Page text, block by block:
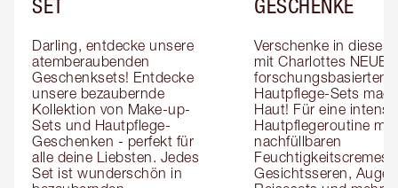
SET
Darling, entdecke unsere
atemberaubenden
Geschenksets! Entdecke
unsere bezaubernde
Kollektion von Make-up-
Sets und Hautpflege-
Geschenken - perfekt für
alle deine Liebsten. Jedes
Set ist wunderschön in
GESCHENKE
Verschenke in dieser
mit Charlottes NEUEN
forschungsbasierten
Hautpflege-Sets
Haut! Für eine
Hautpflegeroutine mit
nachfüllbaren
Feuchtigkeitscremes,
Gesichtsseren,